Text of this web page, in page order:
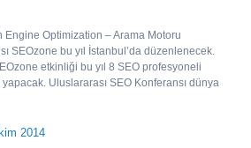
Engine Optimization – Arama Motoru
SEOzone bu yıl İstanbul’da düzenlenecek.
etkinliği bu yıl 8 SEO profesyoneli
Uluslararası SEO Konferansı dünya
2014